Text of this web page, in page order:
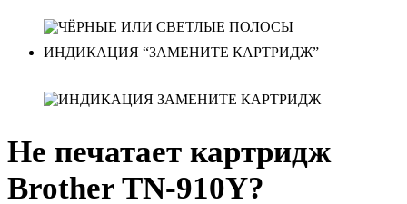
ИНДИКАЦИЯ “ЗАМЕНИТЕ КАРТРИДЖ”
Не печатает картридж
Brother TN-910Y?